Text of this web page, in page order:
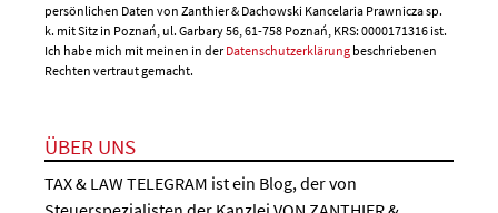
persönlichen Daten von Zanthier & Dachowski Kancelaria Prawnicza sp.
k. mit Sitz in Poznań, ul. Garbary 56, 61-758 Poznań, KRS: 0000171316 ist.
Ich habe mich mit meinen in derDatenschutzerklärung beschriebenen
Rechten vertraut gemacht.
ÜBER UNS
TAX & LAW TELEGRAM ist ein Blog, der von